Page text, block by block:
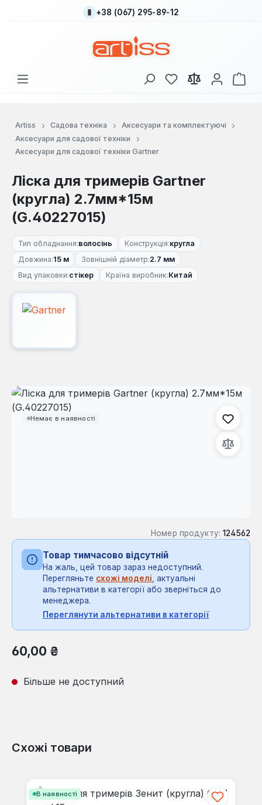
Перейти до основного вмісту
+38 (067) 295-89-12
У вас є 0 у списку
Artiss Садова техніка
Аксесуари та комплектуючі
Аксесуари для садової техніки
Аксесуари для садової техніки Gartner
Ліска для тримерів Gartner
(кругла) 2.7мм*15м
(G.40227015)
Тип обладнання:волосінь Конструкція:кругла
Довжина:15 м Зовнішній діаметр:2.7 мм
Вид упаковки:стікер Країна виробник:Китай
Немає в наявності
Пропустити галерею зображень
Номер продукту: 124562
Товар тимчасово відсутній
На жаль, цей товар зараз недоступний.
Перегляньте схожі моделі , актуальні
альтернативи в категорії або зверніться до
менеджера.
Переглянути альтернативи в категорії
Звичайна ціна:
60,00 ₴
Більше не доступний
Схожі товари
В наявності